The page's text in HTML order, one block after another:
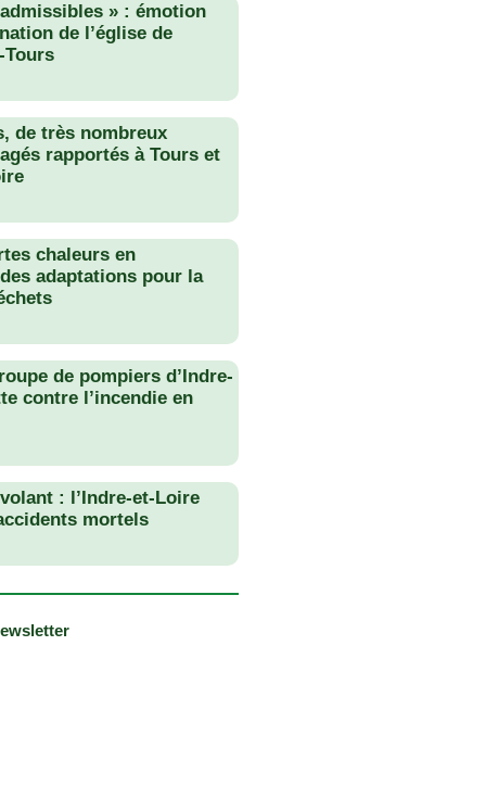
» : émotion
de l’église de
Tours
de très nombreux
rapportés à Tours et
chaleurs en
adaptations pour la
de pompiers d’Indre-
contre l’incendie en
: l’Indre-et-Loire
mortels